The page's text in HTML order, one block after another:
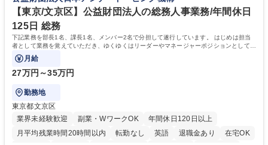
スフリーな環境でお仕事が可能！従業員満足度も高く末永く就業が可能 学
歴・資格 学歴：大学院 大学 高専 短大 専修学校 高校 語学力： 資格：
【東京/文京区】公益財団法人の総務人事業務/年間休日
125日 総務
下記業務を部長1名、課長1名、メンバー2名で分担して遂行しています。 はじめは担当
者として業務を覚えていただき、ゆくゆくはリーダーやマネージャーポジションとして活
躍いただくことを期待しています。
月給
27万円～35万円
勤務地
東京都文京区
業界未経験歓迎
副業・WワークOK
年間休日120日以上
月平均残業時間20時間以内
転勤なし 英語 退職金あり
在宅OK